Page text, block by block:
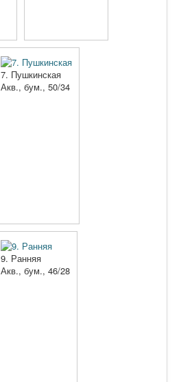
7. Пушкинская
Акв., бум., 50/34
9. Ранняя
Акв., бум., 46/28